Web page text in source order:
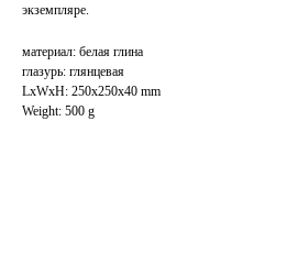
экземпляре.
материал: белая глина
глазурь: глянцевая
LxWxH: 250x250x40 mm
Weight: 500 g